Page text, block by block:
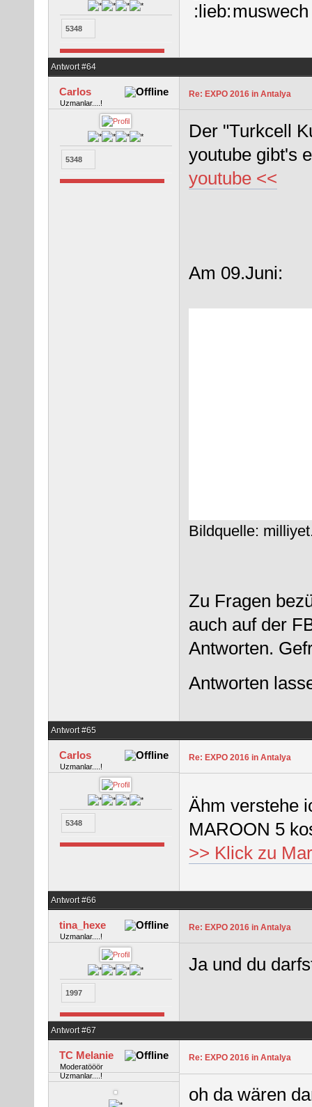
5348
muswech
Antwort #64
Carlos
Uzmanlar....!
5348
Re: EXPO 2016 in Antalya
Der "Turkcell
youtube gibt's
youtube <<
Am 09.Juni:
Bildquelle:
Zu Fragen
auch auf der
Antworten.
Antworten
Antwort #65
Carlos
Uzmanlar....!
5348
Re: EXPO 2016 in Antalya
Ähm verstehe
MAROON 5
>> Klick zu
Antwort #66
tina_hexe
Uzmanlar....!
1997
Re: EXPO 2016 in Antalya
Ja und du
Antwort #67
TC Melanie
Moderatööör
Uzmanlar....!
Re: EXPO 2016 in Antalya
oh da wären